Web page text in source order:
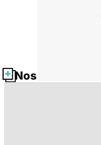
Nos fiches santé